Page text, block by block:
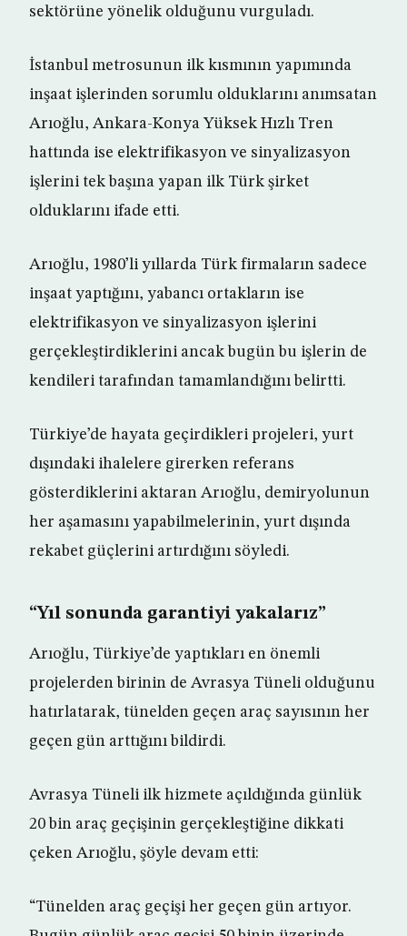
sektörüne yönelik olduğunu vurguladı.
İstanbul metrosunun ilk kısmının yapımında
inşaat işlerinden sorumlu olduklarını anımsatan
Arıoğlu, Ankara-Konya Yüksek Hızlı Tren
hattında ise elektrifikasyon ve sinyalizasyon
işlerini tek başına yapan ilk Türk şirket
olduklarını ifade etti.
Arıoğlu, 1980’li yıllarda Türk firmaların sadece
inşaat yaptığını, yabancı ortakların ise
elektrifikasyon ve sinyalizasyon işlerini
gerçekleştirdiklerini ancak bugün bu işlerin de
kendileri tarafından tamamlandığını belirtti.
Türkiye’de hayata geçirdikleri projeleri, yurt
dışındaki ihalelere girerken referans
gösterdiklerini aktaran Arıoğlu, demiryolunun
her aşamasını yapabilmelerinin, yurt dışında
rekabet güçlerini artırdığını söyledi.
“Yıl sonunda garantiyi yakalarız”
Arıoğlu, Türkiye’de yaptıkları en önemli
projelerden birinin de Avrasya Tüneli olduğunu
hatırlatarak, tünelden geçen araç sayısının her
geçen gün arttığını bildirdi.
Avrasya Tüneli ilk hizmete açıldığında günlük
20 bin araç geçişinin gerçekleştiğine dikkati
çeken Arıoğlu, şöyle devam etti:
“Tünelden araç geçişi her geçen gün artıyor.